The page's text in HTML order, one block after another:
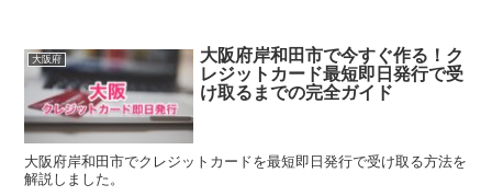
大阪府
大阪府岸和田市で今すぐ作る！ク
レジットカード最短即日発行で受
け取るまでの完全ガイド
大阪府岸和田市でクレジットカードを最短即日発行で受け取る方法を
解説しました。